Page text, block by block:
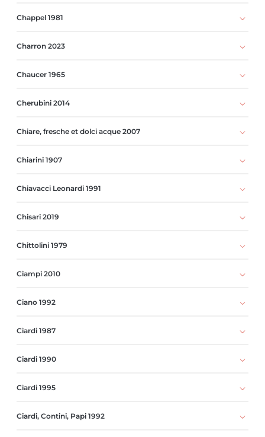
Chappel 1981
Charron 2023
Chaucer 1965
Cherubini 2014
Chiare, fresche et dolci acque 2007
Chiarini 1907
Chiavacci Leonardi 1991
Chisari 2019
Chittolini 1979
Ciampi 2010
Ciano 1992
Ciardi 1987
Ciardi 1990
Ciardi 1995
Ciardi, Contini, Papi 1992